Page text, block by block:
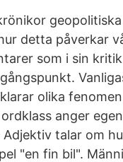
detta påverkar
som i sin
olika
anger
Adjektiv talar om
"en fin bil".